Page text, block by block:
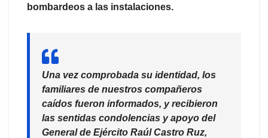
bombardeos a las instalaciones.
Una vez comprobada su identidad, los
familiares de nuestros compañeros
caídos fueron informados, y recibieron
las sentidas condolencias y apoyo del
General de Ejército Raúl Castro Ruz,